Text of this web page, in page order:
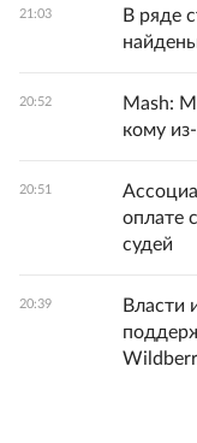
21:03
В ряде
20:52
Mash:
кому
20:51
оплате
судей
20:39
Власти